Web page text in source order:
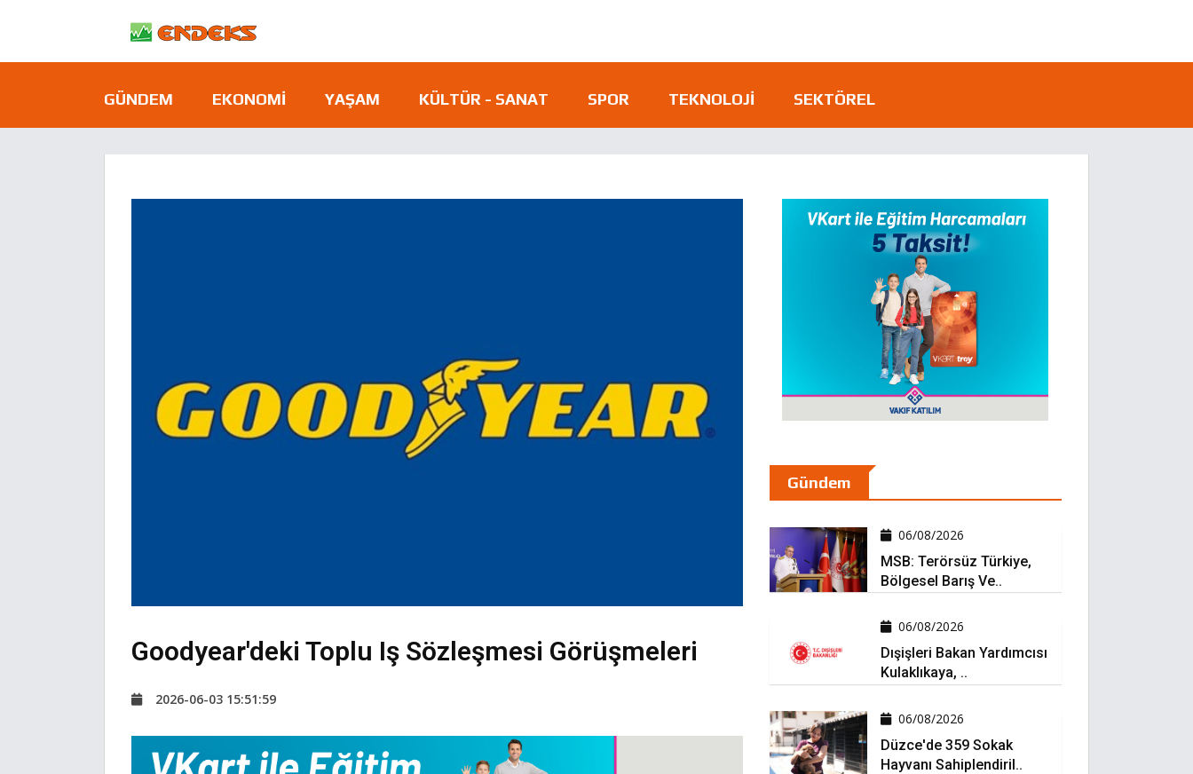
GÜNDEM EKONOMI YAŞAM KÜLTÜR - SANAT SPOR TEKNOLOJI SEKTÖREL
Goodyear'deki Toplu Iş Sözleşmesi Görüşmeleri
2026-06-03 15:51:59
Gündem
06/08/2026
MSB: Terörsüz Türkiye,
Bölgesel Barış Ve..
06/08/2026
Dışişleri Bakan Yardımcısı
Kulaklıkaya, ..
06/08/2026
Düzce'de 359 Sokak
Hayvanı Sahiplendiril..